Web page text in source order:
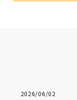
2026/06/02